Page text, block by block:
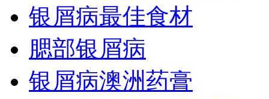
银屑病最佳食材
腮部银屑病
银屑病澳洲药膏